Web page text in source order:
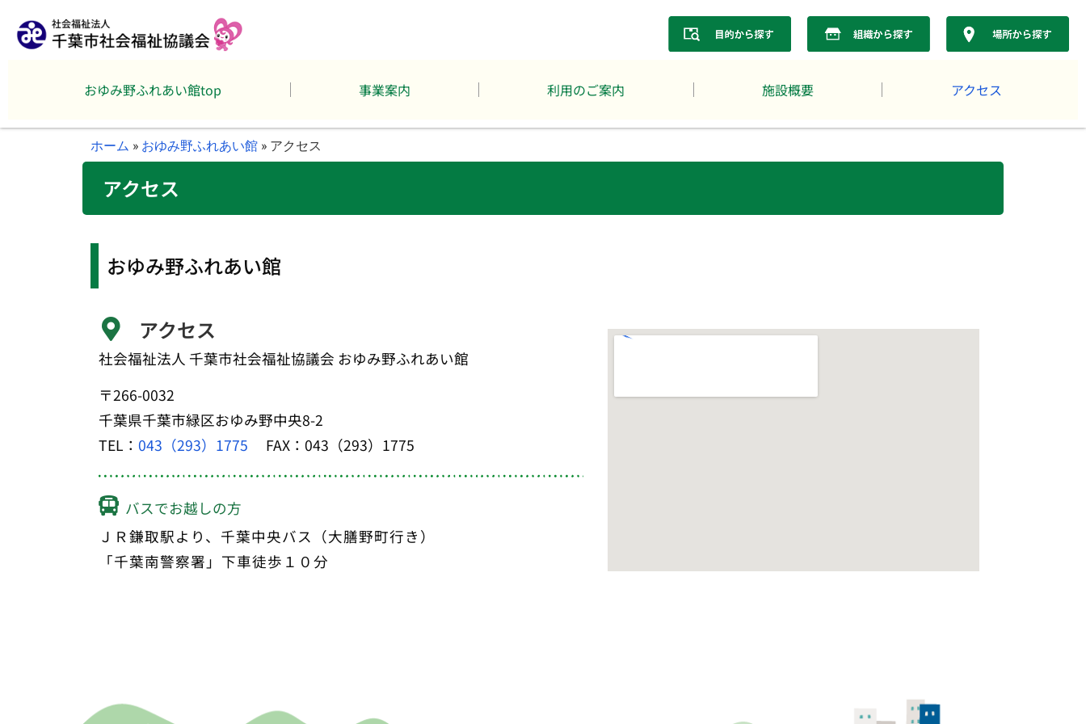
おゆみ野ふれあい館top 事業案内 利用のご案内 施設概要 アクセス
ホーム » おゆみ野ふれあい館 » アクセス
アクセス
おゆみ野ふれあい館
アクセス
社会福祉法人 千葉市社会福祉協議会 おゆみ野ふれあい館
〒266-0032
千葉県千葉市緑区おゆみ野中央8-2
TEL： 043（293）1775 FAX：043（293）1775
バスでお越しの方
ＪＲ鎌取駅より、千葉中央バス（大膳野町行き）
「千葉南警察署」下車徒歩１０分